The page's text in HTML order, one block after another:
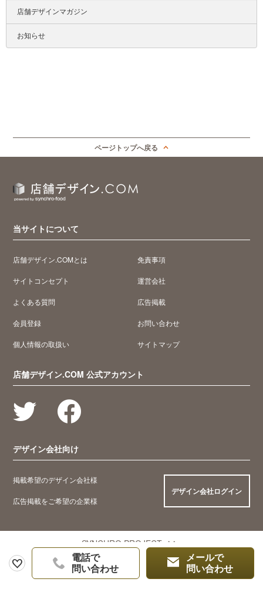
電話で
問い合わせ
メールで
問い合わせ
店舗デザインマガジン
お知らせ
ページトップへ戻る
当サイトについて
店舗デザイン.COMとは
サイトコンセプト
よくある質問
会員登録
個人情報の取扱い
免責事項
運営会社
広告掲載
お問い合わせ
サイトマップ
店舗デザイン.COM 公式アカウント
デザイン会社向け
掲載希望のデザイン会社様
広告掲載をご希望の企業様
デザイン会社ログイン
SYNCHRO PROJECT
© 2005 Synchro Food Co., Ltd.